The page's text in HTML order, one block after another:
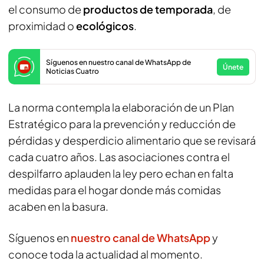
el consumo de productos de temporada, de
proximidad oecológicos.
Síguenos en nuestro canal de WhatsApp de
Noticias Cuatro
Únete
La norma contempla la elaboración de un Plan
Estratégico para la prevención y reducción de
pérdidas y desperdicio alimentario que se revisará
cada cuatro años. Las asociaciones contra el
despilfarro aplauden la ley pero echan en falta
medidas para el hogar donde más comidas
acaben en la basura.
Síguenos en nuestro canal de WhatsAppy
conoce toda la actualidad al momento.